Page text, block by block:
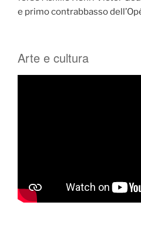
e primo contrabbasso
Arte e cultura